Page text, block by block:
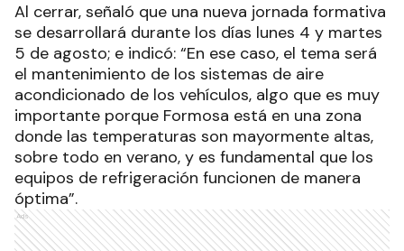
Al cerrar, señaló que una nueva jornada formativa
se desarrollará durante los días lunes 4 y martes
5 de agosto; e indicó: “En ese caso, el tema será
el mantenimiento de los sistemas de aire
acondicionado de los vehículos, algo que es muy
importante porque Formosa está en una zona
donde las temperaturas son mayormente altas,
sobre todo en verano, y es fundamental que los
equipos de refrigeración funcionen de manera
óptima”.
Ads